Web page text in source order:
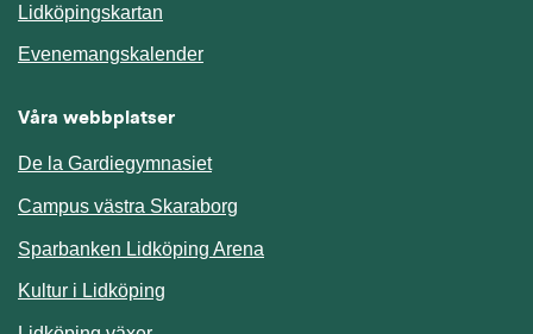
Lidköpingskartan
EvenemangskalenderLänk till annan webbplats.
Våra webbplatser
De la Gardiegymnasiet
Campus västra Skaraborg
Sparbanken Lidköping Arena
Kultur i Lidköping